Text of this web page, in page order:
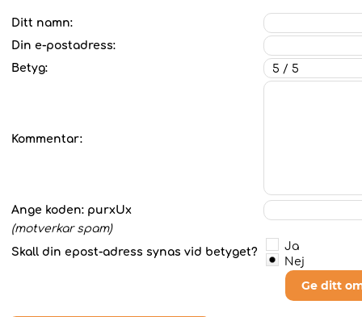
Ditt namn:
Din e-postadress:
Betyg:
Kommentar:
Ange koden: purxUx
(motverkar spam)
Skall din epost-adress synas vid betyget?
Ja
Nej
Ge ditt